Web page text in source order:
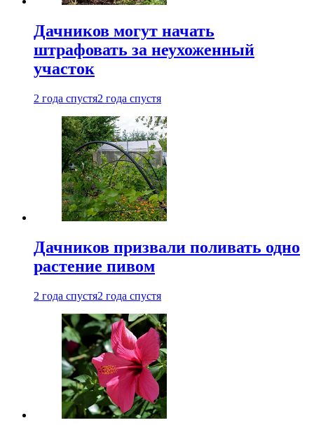
Дачников могут начать
штрафовать за неухоженный
участок
2 года спустя2 года спустя
Дачников призвали поливать одно
растение пивом
2 года спустя2 года спустя